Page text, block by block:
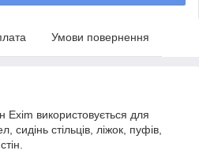
Умови повернення
Exim використовується для
сидінь стільців, ліжок, пуфів,